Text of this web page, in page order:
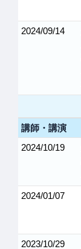
2024/09/14
講師・講演
2024/10/19
2024/01/07
2023/10/29